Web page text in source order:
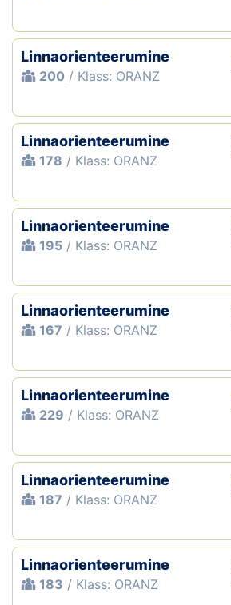
Linnaorienteerumine
200 / Klass: ORANZ
Linnaorienteerumine
178 / Klass: ORANZ
Linnaorienteerumine
195 / Klass: ORANZ
Linnaorienteerumine
167 / Klass: ORANZ
Linnaorienteerumine
229 / Klass: ORANZ
Linnaorienteerumine
187 / Klass: ORANZ
Linnaorienteerumine
183 / Klass: ORANZ